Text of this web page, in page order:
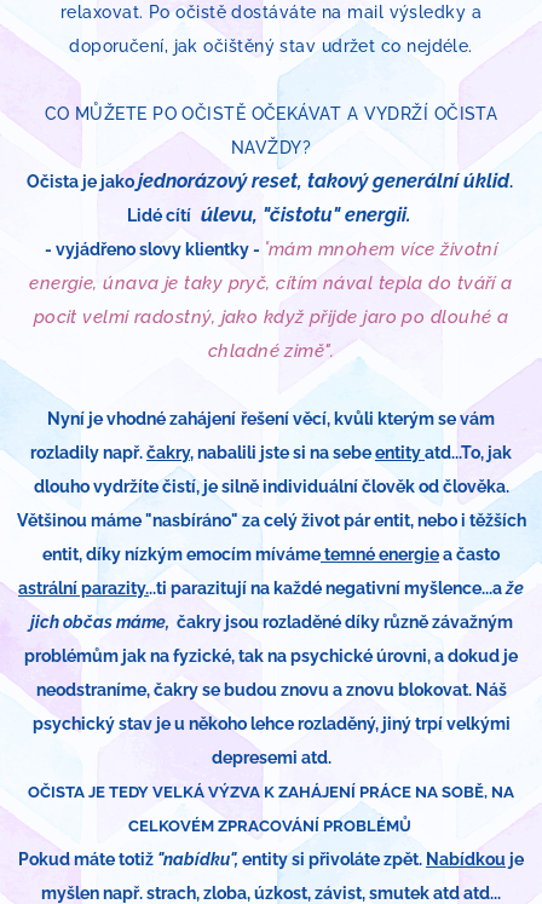
relaxovat. Po očistě dostáváte na mail výsledky a
doporučení, jak očištěný stav udržet co nejdéle.
CO MŮŽETE PO OČISTĚ OČEKÁVAT A VYDRŽÍ OČISTA
NAVŽDY?
Očista je jakojednorázový reset, takový generální úklid.
Lidé cítí úlevu, "čistotu" energii.
- vyjádřeno slovy klientky - "mám mnohem více životní
energie, únava je taky pryč, cítím nával tepla do tváří a
pocit velmi radostný, jako když přijde jaro po dlouhé a
chladné zimě".
Nyní je vhodné zahájení řešení věcí, kvůli kterým se vám
rozladily např.čakry, nabalili jste si na sebeentityatd...To, jak
dlouho vydržíte čistí, je silně individuální člověk od člověka.
Většinou máme "nasbíráno" za celý život pár entit, nebo i těžších
entit, díky nízkým emocím mívámetemné energiea často
astrální parazity...ti parazitují na každé negativní myšlence...aže
jich občas máme, čakry jsou rozladěné díky různě závažným
problémům jak na fyzické, tak na psychické úrovni, a dokud je
neodstraníme, čakry se budou znovu a znovu blokovat. Náš
psychický stav je u někoho lehce rozladěný, jiný trpí velkými
depresemi atd.
OČISTA JE TEDY VELKÁ VÝZVA K ZAHÁJENÍ PRÁCE NA SOBĚ, NA
CELKOVÉM ZPRACOVÁNÍ PROBLÉMŮ
Pokud máte totiž "nabídku", entity si přivoláte zpět. Nabídkou je
myšlen např. strach, zloba, úzkost, závist, smutek atd atd...